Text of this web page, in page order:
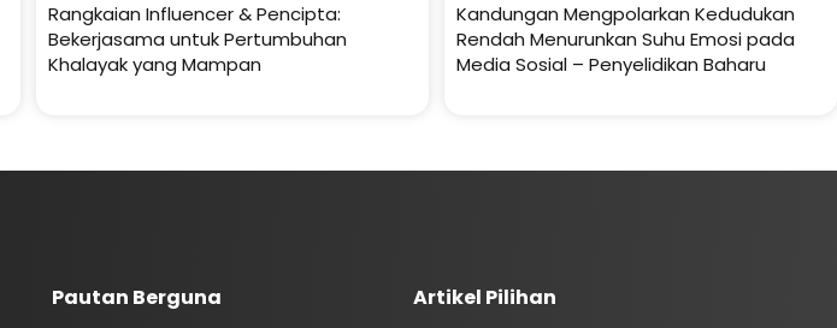
Rangkaian Influencer & Pencipta:
Bekerjasama untuk Pertumbuhan
Khalayak yang Mampan
Kandungan Mengpolarkan Kedudukan
Rendah Menurunkan Suhu Emosi pada
Media Sosial – Penyelidikan Baharu
Pautan Berguna
Artikel Pilihan